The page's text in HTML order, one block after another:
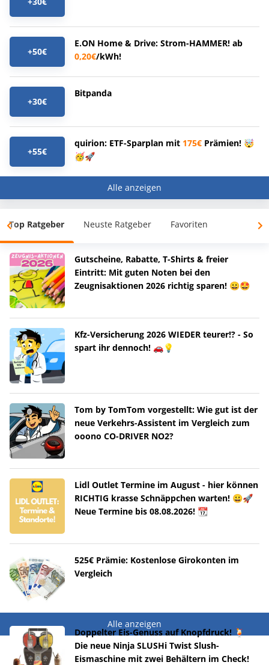
+50€
E.ON Home & Drive: Strom-HAMMER! ab
0,20€/kWh!
+30€
Bitpanda
+55€
quirion: ETF-Sparplan mit 175€ Prämien! 🤯
🥳🚀
Alle anzeigen
Top Ratgeber Neuste Ratgeber Favoriten
Gutscheine, Rabatte, T-Shirts & freier
Eintritt: Mit guten Noten bei den
Zeugnisaktionen 2026 richtig sparen! 😀🤩
Kfz-Versicherung 2026 WIEDER teurer!? - So
spart ihr dennoch! 🚗💡
Tom by TomTom vorgestellt: Wie gut ist der
neue Verkehrs-Assistent im Vergleich zum
ooono CO-DRIVER NO2?
Lidl Outlet Termine im August - hier können
RICHTIG krasse Schnäppchen warten! 😀🚀
Neue Termine bis 08.08.2026! 📆
525€ Prämie: Kostenlose Girokonten im
Vergleich
Alle anzeigen
Doppelter Eis-Genuss auf Knopfdruck! 🍹
Die neue Ninja SLUSHi Twist Slush-
Eismaschine mit zwei Behältern im Check!